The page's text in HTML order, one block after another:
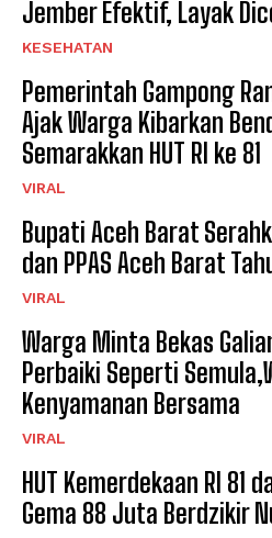
Jember Efektif, Layak
KESEHATAN
Pemerintah Gampong
Ajak Warga Kibarkan
Semarakkan HUT RI ke 81
VIRAL
Bupati Aceh Barat
dan PPAS Aceh Barat
VIRAL
Warga Minta Bekas
Perbaiki Seperti
Kenyamanan Bersama
VIRAL
HUT Kemerdekaan RI 81
Gema 88 Juta Berdzikir